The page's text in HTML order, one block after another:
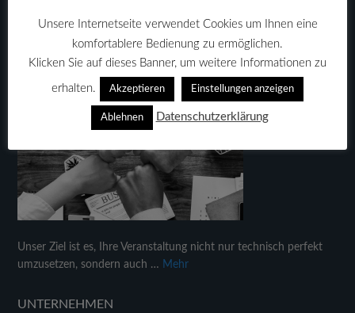
WIR STELLEN UNS VOR!
Unser Ziel ist es, Ihre Veranstaltung nicht nur technisch perfekt
umzusetzen, sondern auch … Mehr
UNTERNEHMEN
Unsere Internetseite verwendet Cookies um Ihnen eine
komfortablere Bedienung zu ermöglichen.
Klicken Sie auf dieses Banner, um weitere Informationen zu
erhalten. Akzeptieren Einstellungen anzeigen
Ablehnen Datenschutzerklärung